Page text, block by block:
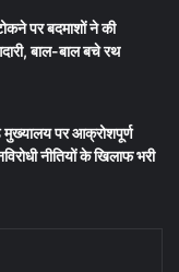
पर बदमाशों ने की
बाल-बाल बचे रथ
मुख्यालय पर आक्रोशपूर्ण
नीतियों के खिलाफ भरी